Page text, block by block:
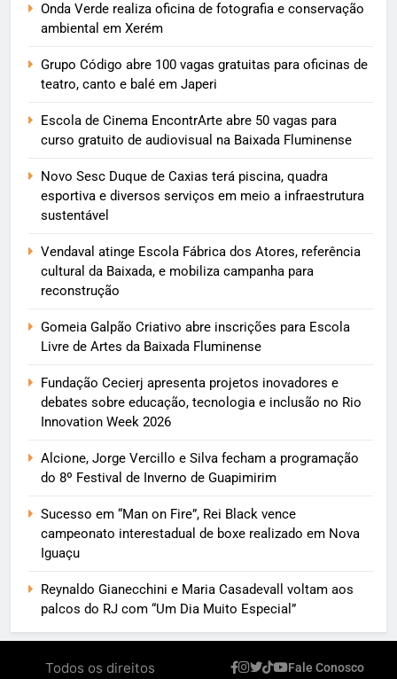
Onda Verde realiza oficina de fotografia e conservação
ambiental em Xerém
Grupo Código abre 100 vagas gratuitas para oficinas de
teatro, canto e balé em Japeri
Escola de Cinema EncontrArte abre 50 vagas para
curso gratuito de audiovisual na Baixada Fluminense
Novo Sesc Duque de Caxias terá piscina, quadra
esportiva e diversos serviços em meio a infraestrutura
sustentável
Vendaval atinge Escola Fábrica dos Atores, referência
cultural da Baixada, e mobiliza campanha para
reconstrução
Gomeia Galpão Criativo abre inscrições para Escola
Livre de Artes da Baixada Fluminense
Fundação Cecierj apresenta projetos inovadores e
debates sobre educação, tecnologia e inclusão no Rio
Innovation Week 2026
Alcione, Jorge Vercillo e Silva fecham a programação
do 8º Festival de Inverno de Guapimirim
Sucesso em “Man on Fire”, Rei Black vence
campeonato interestadual de boxe realizado em Nova
Iguaçu
Reynaldo Gianecchini e Maria Casadevall voltam aos
palcos do RJ com “Um Dia Muito Especial”
Todos os direitos Fale Conosco